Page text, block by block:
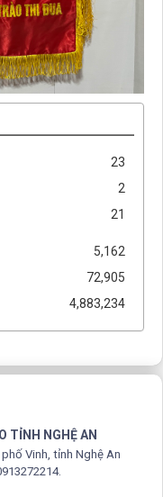
23
2
21
5,162
72,905
4,883,234
TỈNH NGHỆ AN
Vinh, tỉnh Nghệ An